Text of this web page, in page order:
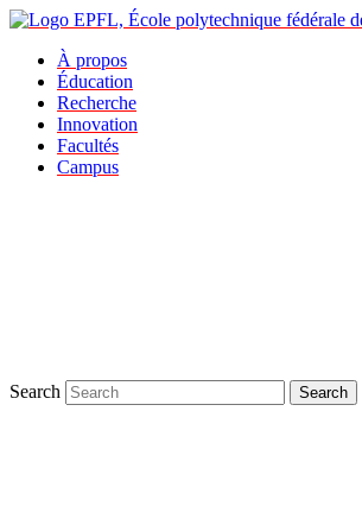
À propos
Éducation
Recherche
Innovation
Facultés
Campus
Search Search